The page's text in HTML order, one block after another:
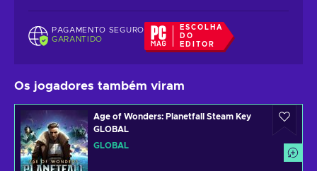
PAGAMENTO SEGURO
GARANTIDO
ESCOLHA
DO
EDITOR
Os jogadores também viram
Age of Wonders: Planetfall Steam Key
GLOBAL
GLOBAL